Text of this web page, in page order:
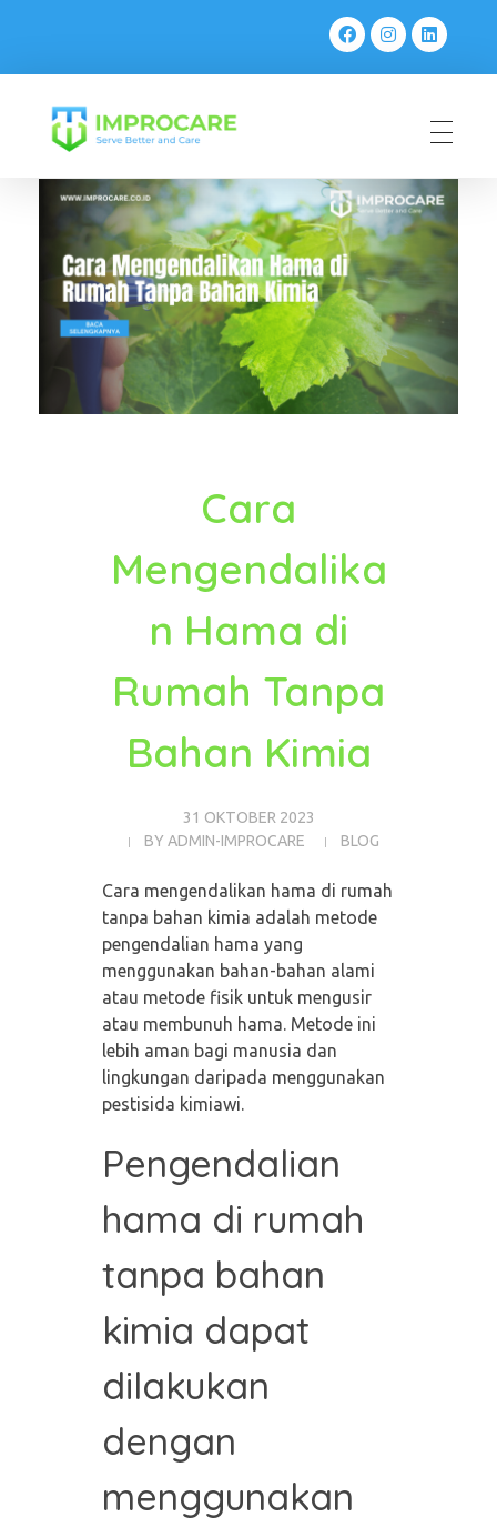
Cara
Mengendalika
n Hama di
Rumah Tanpa
Bahan Kimia
31 OKTOBER 2023
BY ADMIN-IMPROCARE BLOG
Cara mengendalikan hama di rumah
tanpa bahan kimia adalah metode
pengendalian hama yang
menggunakan bahan-bahan alami
atau metode fisik untuk mengusir
atau membunuh hama. Metode ini
lebih aman bagi manusia dan
lingkungan daripada menggunakan
pestisida kimiawi.
Pengendalian
hama di rumah
tanpa bahan
kimia dapat
dilakukan
dengan
menggunakan